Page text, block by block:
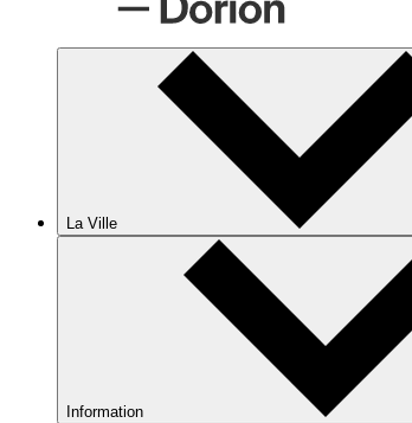
La Ville
Information